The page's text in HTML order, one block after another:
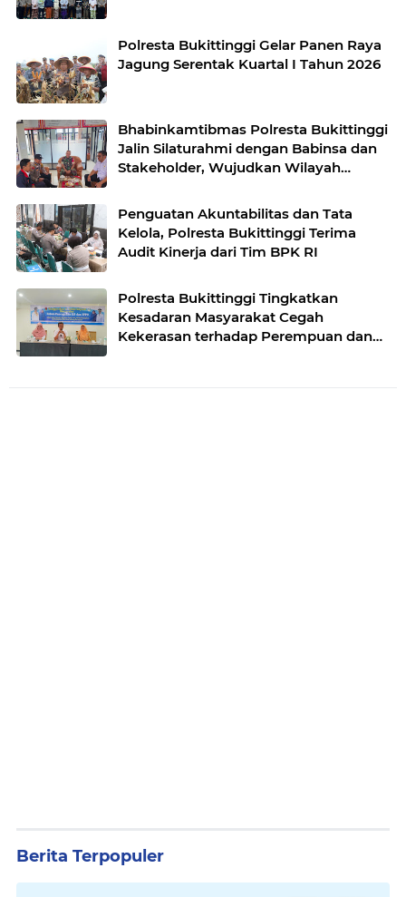
Polresta Bukittinggi Gelar Panen Raya
Jagung Serentak Kuartal I Tahun 2026
Bhabinkamtibmas Polresta Bukittinggi
Jalin Silaturahmi dengan Babinsa dan
Stakeholder, Wujudkan Wilayah
Penguatan Akuntabilitas dan Tata
Kelola, Polresta Bukittinggi Terima
Audit Kinerja dari Tim BPK RI
Polresta Bukittinggi Tingkatkan
Kesadaran Masyarakat Cegah
Kekerasan terhadap Perempuan dan
Berita Terpopuler